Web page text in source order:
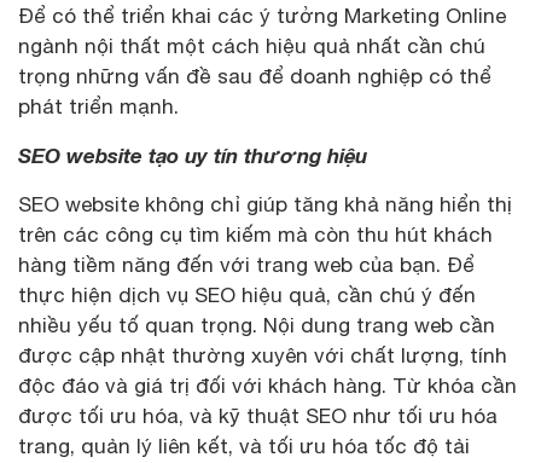
Để có thể triển khai các ý tưởng Marketing Online
ngành nội thất một cách hiệu quả nhất cần chú
trọng những vấn đề sau để doanh nghiệp có thể
phát triển mạnh.
SEO website tạo uy tín thương hiệu
SEO website không chỉ giúp tăng khả năng hiển thị
trên các công cụ tìm kiếm mà còn thu hút khách
hàng tiềm năng đến với trang web của bạn. Để
thực hiện dịch vụ SEO hiệu quả, cần chú ý đến
nhiều yếu tố quan trọng. Nội dung trang web cần
được cập nhật thường xuyên với chất lượng, tính
độc đáo và giá trị đối với khách hàng. Từ khóa cần
được tối ưu hóa, và kỹ thuật SEO như tối ưu hóa
trang, quản lý liên kết, và tối ưu hóa tốc độ tải